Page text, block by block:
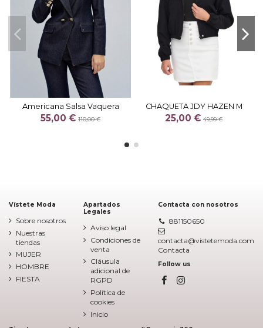
Americana Salsa Vaquera
55,00 € 110,00 €
CHAQUETA JDY HAZEN M
25,00 € 49,99 €
Vístete Moda
Sobre nosotros
Nuestras
tiendas
MUJER
HOMBRE
FIESTA
Apartados
Legales
Aviso legal
Condiciones de
venta
Cláusula
adicional de
RGPD
Política de
cookies
Inicio
Contacta con nosotros
881150650
contacta@vistetemoda.com
Contacta
Follow us